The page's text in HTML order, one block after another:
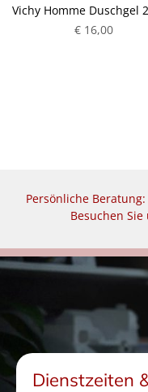
Vichy Homme Duschgel
€ 16,00
Persönliche Beratung:
Besuchen
Dienstzeiten